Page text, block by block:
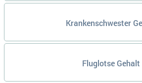
Krankenschwester
Fluglotse Gehalt